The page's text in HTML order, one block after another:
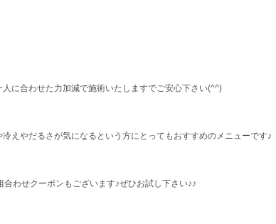
に合わせた力加減で施術いたしますでご安心下さい(^^)
えやだるさが気になるという方にとってもおすすめのメニューです♪
わせクーポンもございます♪ぜひお試し下さい♪♪